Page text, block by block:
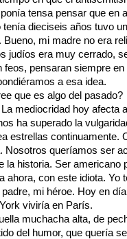
tensa pensar que en
tenía dieciseis años tuvo
Bueno, mi madre no era
judíos era muy cerrado,
feos, pensaran siempre
a esa idea.
que es algo del pasado?
mediocridad hoy afecta
ha superado la
estrellas continuamente.
Nosotros queríamos ser
la historia. Ser americano
ahora, con este idiota. Yo
mi héroe. Hoy en
viviría en París.
muchacha alta, de
del humor, que quería